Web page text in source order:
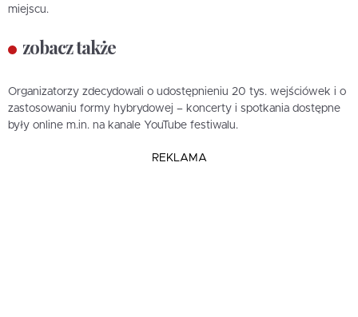
miejscu.
zobacz także
Organizatorzy zdecydowali o udostępnieniu 20 tys. wejściówek i o
zastosowaniu formy hybrydowej – koncerty i spotkania dostępne
były online m.in. na kanale YouTube festiwalu.
REKLAMA